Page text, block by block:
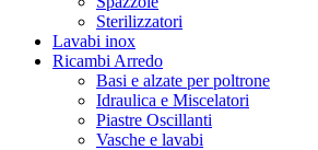
Sterilizzatori
Lavabi inox
Ricambi Arredo
Basi e alzate per poltrone
Idraulica e Miscelatori
Piastre Oscillanti
Vasche e lavabi